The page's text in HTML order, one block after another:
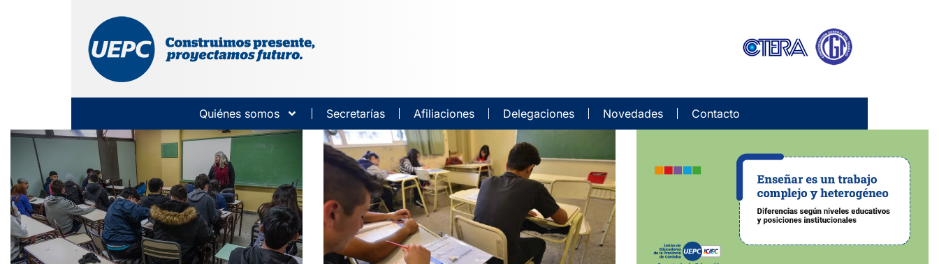
Quiénes somos Secretarías Afiliaciones Delegaciones Novedades Contacto